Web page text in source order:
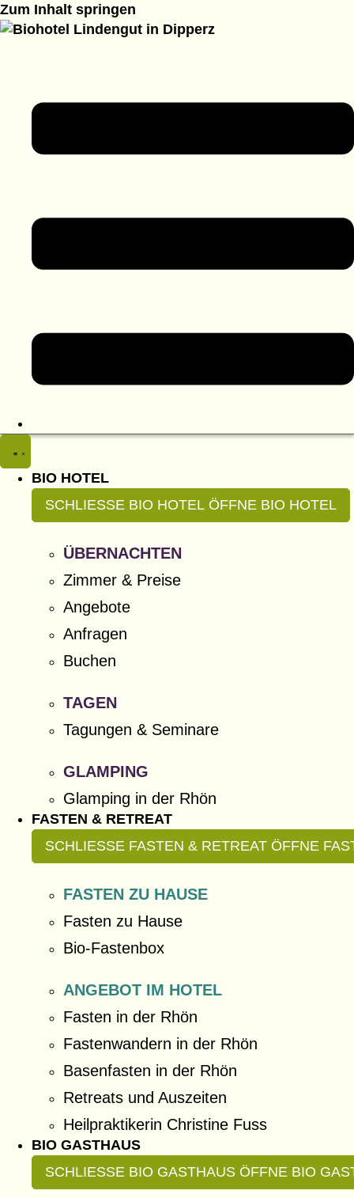
Zum Inhalt springen
BIO HOTEL
SCHLIESSE BIO HOTEL
ÖFFNE BIO HOTEL
ÜBERNACHTEN
Zimmer & Preise
Angebote
Anfragen
Buchen
TAGEN
Tagungen & Seminare
GLAMPING
Glamping in der Rhön
FASTEN & RETREAT
SCHLIESSE FASTEN & RETREAT
ÖFFNE
FASTEN ZU HAUSE
Fasten zu Hause
Bio-Fastenbox
ANGEBOT IM HOTEL
Fasten in der Rhön
Fastenwandern in der Rhön
Basenfasten in der Rhön
Retreats und Auszeiten
Heilpraktikerin Christine Fuss
BIO GASTHAUS
SCHLIESSE BIO GASTHAUS
ÖFFNE BIO